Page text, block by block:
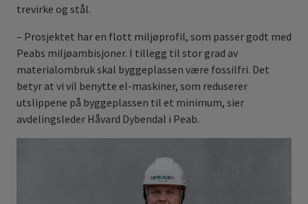
trevirke og stål.
– Prosjektet har en flott miljøprofil, som passer godt med
Peabs miljøambisjoner. I tillegg til stor grad av
materialombruk skal byggeplassen være fossilfri. Det
betyr at vi vil benytte el-maskiner, som reduserer
utslippene på byggeplassen til et minimum, sier
avdelingsleder Håvard Dybendal i Peab.